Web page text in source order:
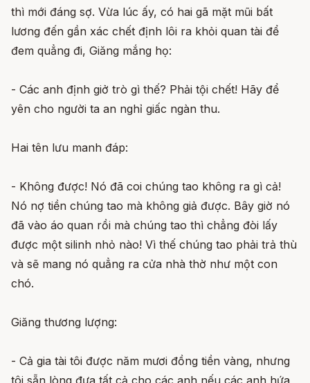
thì mới đáng sợ. Vừa lúc ấy, có hai gã mặt mũi bất
lương đến gần xác chết định lôi ra khỏi quan tài để
đem quẳng đi, Giăng mắng họ:
- Các anh định giở trò gì thế? Phải tội chết! Hãy để
yên cho người ta an nghỉ giấc ngàn thu.
Hai tên lưu manh đáp:
- Không được! Nó đã coi chúng tao không ra gì cả!
Nó nợ tiền chúng tao mà không giả được. Bây giờ nó
đã vào áo quan rồi mà chúng tao thì chẳng đòi lấy
được một silinh nhỏ nào! Vì thế chúng tao phải trả thù
và sẽ mang nó quẳng ra cửa nhà thờ như một con
chó.
Giăng thương lượng:
- Cả gia tài tôi được năm mươi đồng tiền vàng, nhưng
tôi sẵn lòng đưa tất cả cho các anh nếu các anh hứa